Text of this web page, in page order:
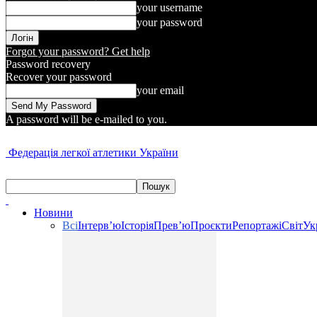
your username
your password
Forgot your password? Get help
Password recovery
Recover your password
your email
A password will be e-mailed to you.
Федерація легкої атлетики України
Новини
ВсіІнтерв’юІсторіяПрев’юПроєктиРепортажіСвіт